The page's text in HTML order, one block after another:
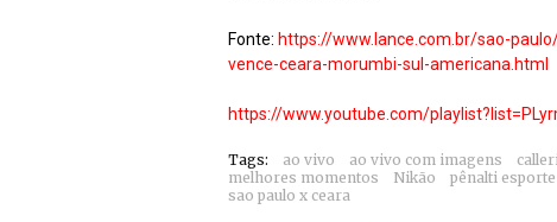
Fonte: https://www.lance.com.br/sao-
vence-ceara-morumbi-sul-americana.html
https://www.youtube.com/
Tags: ao vivo ao vivo com imagens
melhores momentos
Nikão pênalti esporte
sao paulo x ceara